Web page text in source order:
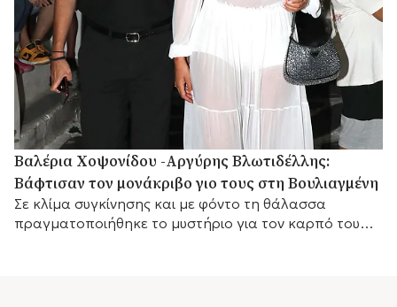
Βαλέρια Χοψονίδου -Αργύρης Βλωτιδέλλης:
Βάφτισαν τον μονάκριβο γιο τους στη Βουλιαγμένη
Σε κλίμα συγκίνησης και με φόντο τη θάλασσα
πραγματοποιήθηκε το μυστήριο για τον καρπό του